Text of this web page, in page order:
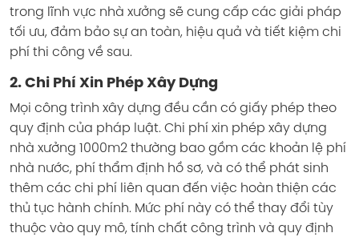
trong lĩnh vực nhà xưởng sẽ cung cấp các giải pháp
tối ưu, đảm bảo sự an toàn, hiệu quả và tiết kiệm chi
phí thi công về sau.
2. Chi Phí Xin Phép Xây Dựng
Mọi công trình xây dựng đều cần có giấy phép theo
quy định của pháp luật. Chi phí xin phép xây dựng
nhà xưởng 1000m2 thường bao gồm các khoản lệ phí
nhà nước, phí thẩm định hồ sơ, và có thể phát sinh
thêm các chi phí liên quan đến việc hoàn thiện các
thủ tục hành chính. Mức phí này có thể thay đổi tùy
thuộc vào quy mô, tính chất công trình và quy định